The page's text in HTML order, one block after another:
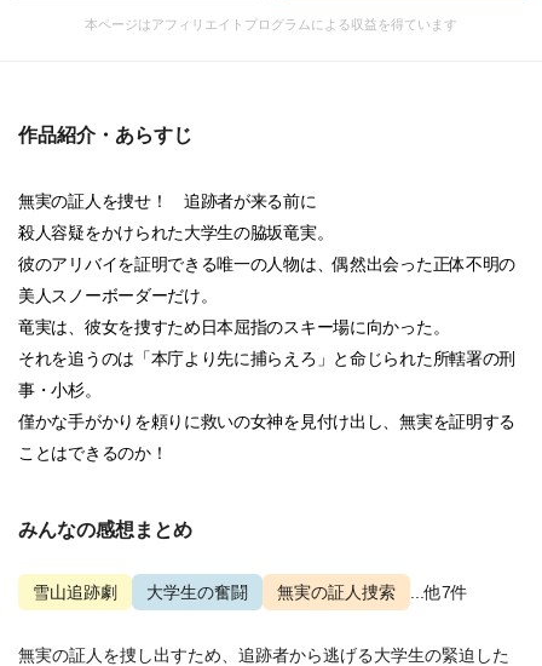
本ページはアフィリエイトプログラムによる収益を得ています
作品紹介・あらすじ
無実の証人を捜せ！ 追跡者が来る前に
殺人容疑をかけられた大学生の脇坂竜実。
彼のアリバイを証明できる唯一の人物は、偶然出会った正体不明の
美人スノーボーダーだけ。
竜実は、彼女を捜すため日本屈指のスキー場に向かった。
それを追うのは「本庁より先に捕らえろ」と命じられた所轄署の刑
事・小杉。
僅かな手がかりを頼りに救いの女神を見付け出し、無実を証明する
ことはできるのか！
みんなの感想まとめ
雪山追跡劇 大学生の奮闘 無実の証人捜索 ...他7件
無実の証人を捜し出すため、追跡者から逃げる大学生の緊迫した